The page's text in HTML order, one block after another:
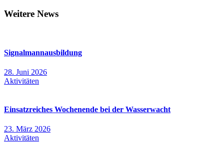
Weitere News
Signalmannausbildung
28. Juni 2026
Aktivitäten
Einsatzreiches Wochenende bei der Wasserwacht
23. März 2026
Aktivitäten